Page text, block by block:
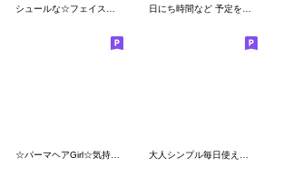
☆パーマヘアGirl☆気持ち絵文字 大人シンプル毎日使えるくすみ線画絵文字26